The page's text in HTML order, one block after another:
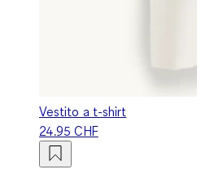
Vestito a t-shirt
24.95 CHF